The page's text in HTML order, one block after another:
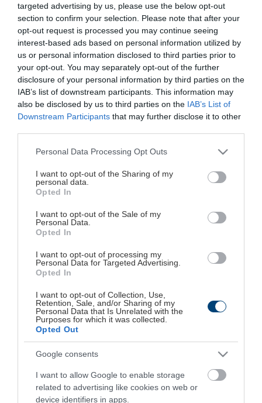
targeted advertising by us, please use the below opt-out
section to confirm your selection. Please note that after your
opt-out request is processed you may continue seeing
interest-based ads based on personal information utilized by
us or personal information disclosed to third parties prior to
your opt-out. You may separately opt-out of the further
disclosure of your personal information by third parties on the
IAB’s list of downstream participants. This information may
also be disclosed by us to third parties on the IAB’s List of
Downstream Participants that may further disclose it to other
Please note that this website/app uses one or more Google
not limited to your visit or usage behaviour. You may click to
grant or deny consent to Google and its third-party tags to
use your data for below specified purposes in below Google
consent section.
Personal Data Processing Opt Outs
I want to opt-out of the Sharing of my
personal data.
Opted In
I want to opt-out of the Sale of my
Personal Data.
Opted In
I want to opt-out of processing my
Personal Data for Targeted Advertising.
Opted In
I want to opt-out of Collection, Use,
Retention, Sale, and/or Sharing of my
Personal Data that Is Unrelated with the
Purposes for which it was collected.
Opted Out
Google consents
I want to allow Google to enable storage
related to advertising like cookies on web or
device identifiers in apps.
Προφίλ
Με έμφαση στις ψηφιακές τεχνολογίες,
αξιοποίηση της ευελιξίας που προσφέρουν τα
δημοσιογραφία και έγκυρη ενημέρωση, η Media2Day
Εκδοτική μεταφέρει στην online εποχή τη σχέση
εμπιστοσύνης που έχει διαμορφώσει για
περισσότερα από 20 χρόνια με το κοινό της.
4 websites, 1 εφημερίδα και σειρά κλαδικών
περιοδικών που καλύπτουν τους τομείς της
οικονομίας, της υγείας και του lifestyle,
αντανακλούν τη μακρά πείρα της εταιρείας στον
χώρο των εκδόσεων, αλλά και τη διαρκή εξέλιξή
της μέσα από καινοτόμες εφαρμογές και
πρωτοποριακούς τρόπους παροχής των